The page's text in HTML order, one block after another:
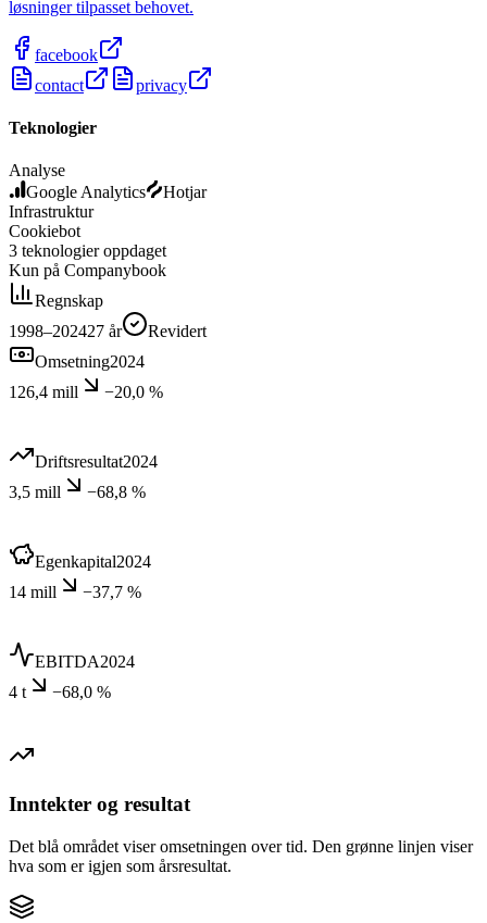
løsninger tilpasset behovet.
facebook
contact
privacy
Teknologier
Analyse
Google Analytics
Hotjar
Infrastruktur
Cookiebot
3 teknologier oppdaget
Kun på Companybook
Regnskap
1998–202427 år
Revidert
Omsetning2024
126,4 mill
−20,0 %
Driftsresultat2024
3,5 mill
−68,8 %
Egenkapital2024
14 mill
−37,7 %
EBITDA2024
4 t
−68,0 %
Inntekter og resultat
Det blå området viser omsetningen over tid. Den grønne linjen viser
hva som er igjen som årsresultat.